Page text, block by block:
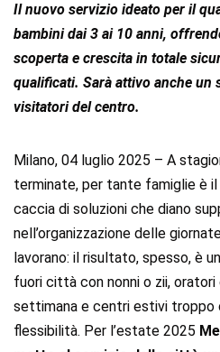
Il nuovo servizio ideato per il
bambini dai 3 ai 10 anni,
scoperta e crescita in totale
qualificati. Sarà attivo anche
visitatori del centro.
Milano, 04 luglio 2025 – A
terminate, per tante famiglie è
caccia di soluzioni che diano
nell’organizzazione delle
lavorano: il risultato, spesso, è
fuori città con nonni o zii, oratori
settimana e centri estivi troppo
flessibilità. Per l’estate 2025